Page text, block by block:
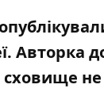
Авторка